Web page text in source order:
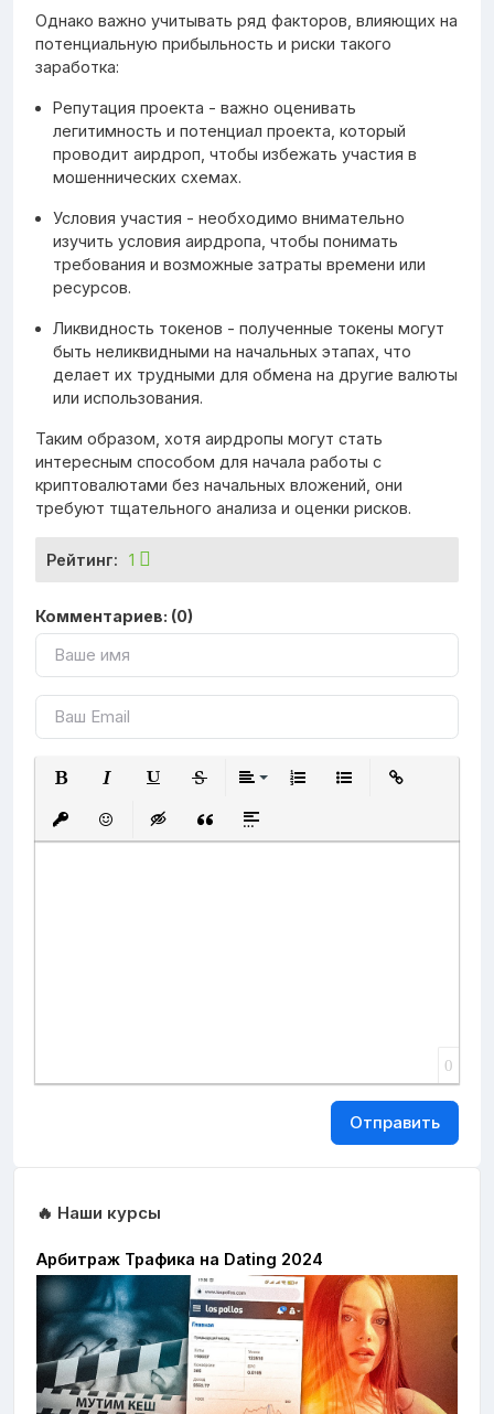
Однако важно учитывать ряд факторов, влияющих на
потенциальную прибыльность и риски такого
заработка:
Репутация проекта - важно оценивать
легитимность и потенциал проекта, который
проводит аирдроп, чтобы избежать участия в
мошеннических схемах.
Условия участия - необходимо внимательно
изучить условия аирдропа, чтобы понимать
требования и возможные затраты времени или
ресурсов.
Ликвидность токенов - полученные токены могут
быть неликвидными на начальных этапах, что
делает их трудными для обмена на другие валюты
или использования.
Таким образом, хотя аирдропы могут стать
интересным способом для начала работы с
криптовалютами без начальных вложений, они
требуют тщательного анализа и оценки рисков.
Рейтинг: 1
Комментариев: (0)
Полужирный
Курсив
Вставить защищенную ссылку
Вставить смайлик
Вставка скрытого текста
Вставка цитаты
Вставка спойлера
0
Отправить
🔥 Наши курсы
Арбитраж Трафика на Dating 2024